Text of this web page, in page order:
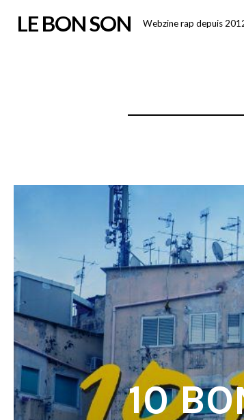
LE BON SON Webzine rap depuis
10